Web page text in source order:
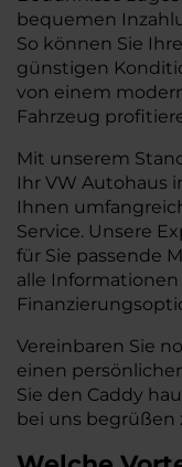
bequemen
So können Sie
günstigen
von einem
Fahrzeug
Mit unserem
Ihr VW Autohaus
Ihnen
Service. Unsere
für Sie passende
alle
Vereinbaren Sie
einen
Sie den Caddy
bei uns begrüßen